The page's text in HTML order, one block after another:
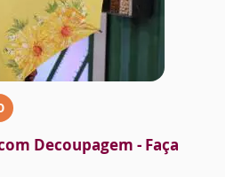
Decoupagem - Faça